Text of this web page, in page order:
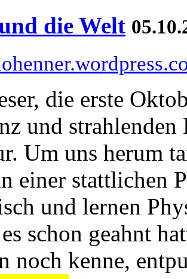
die Welt
die erste
und
Um uns herum
einer stattlichen
und lernen
schon geahnt
noch kenne,